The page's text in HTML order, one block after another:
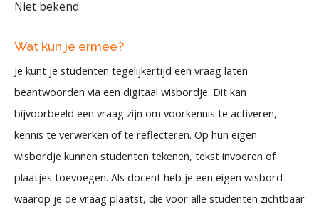
Niet bekend
Wat kun je ermee?
Je kunt je studenten tegelijkertijd een vraag laten
beantwoorden via een digitaal wisbordje. Dit kan
bijvoorbeeld een vraag zijn om voorkennis te activeren,
kennis te verwerken of te reflecteren. Op hun eigen
wisbordje kunnen studenten tekenen, tekst invoeren of
plaatjes toevoegen. Als docent heb je een eigen wisbord
waarop je de vraag plaatst, die voor alle studenten zichtbaar